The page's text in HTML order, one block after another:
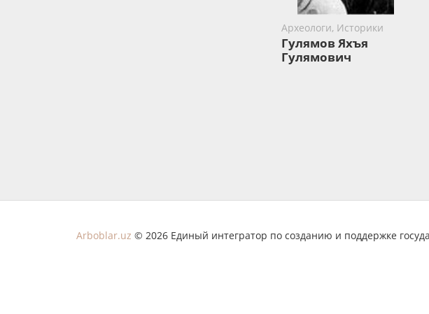
Археологи, Историки
Гулямов Яхъя
Гулямович
Arboblar.uz © 2026 Единый интегратор по созданию и поддержке